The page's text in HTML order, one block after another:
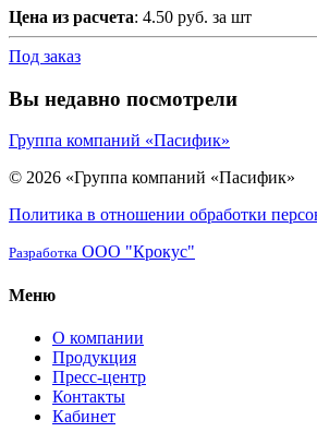
Цена из расчета: 4.50 руб. за шт
Под заказ
Вы недавно посмотрели
Группа компаний «Пасифик»
© 2026 «Группа компаний «Пасифик»
Политика в отношении обработки
Разработка ООО "Крокус"
Меню
О компании
Продукция
Пресс-центр
Контакты
Кабинет